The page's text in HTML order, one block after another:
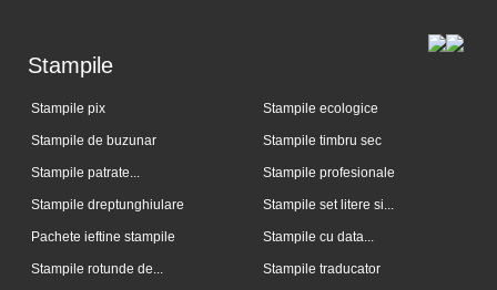
Stampile
Stampile pix
Stampile de buzunar
Stampile patrate...
Stampile dreptunghiulare
Pachete ieftine stampile
Stampile rotunde de...
Stampile ecologice
Stampile timbru sec
Stampile profesionale
Stampile set litere si...
Stampile cu data...
Stampile traducator